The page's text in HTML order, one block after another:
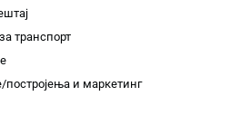
транспорт
и маркетинг